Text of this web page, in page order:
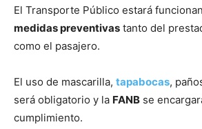
El Transporte Público estará
medidas preventivas tanto del
como el pasajero.
El uso de mascarilla, tapabocas,
será obligatorio y la FANB se
cumplimiento.